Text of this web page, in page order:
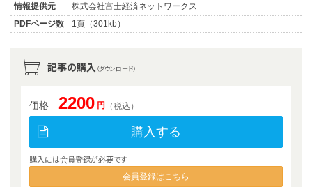
情報提供元
株式会社富士経済ネットワークス
PDFページ数
1頁（301kb）
記事の購入 （ダウンロード）
価格 2200 円 （税込）
購入する
購入には会員登録が必要です
会員登録はこちら